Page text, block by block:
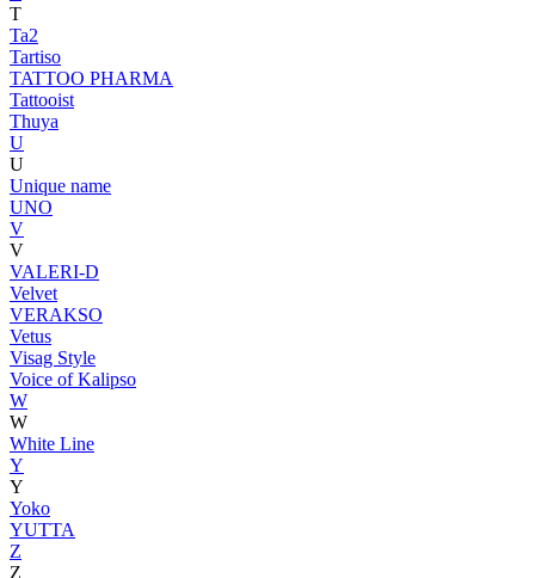
T
Ta2
Tartiso
TATTOO PHARMA
Tattooist
Thuya
U
U
Unique name
UNO
V
V
VALERI-D
Velvet
VERAKSO
Vetus
Visag Style
Voice of Kalipso
W
W
White Line
Y
Y
Yoko
YUTTA
Z
Z